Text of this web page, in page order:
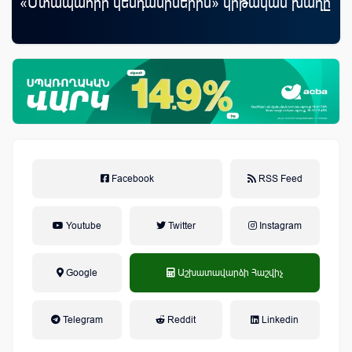
Facebook RSS Feed
Youtube Twitter Instagram
Google Աշխատավարձի Հաշվիչ
Telegram Reddit Linkedin